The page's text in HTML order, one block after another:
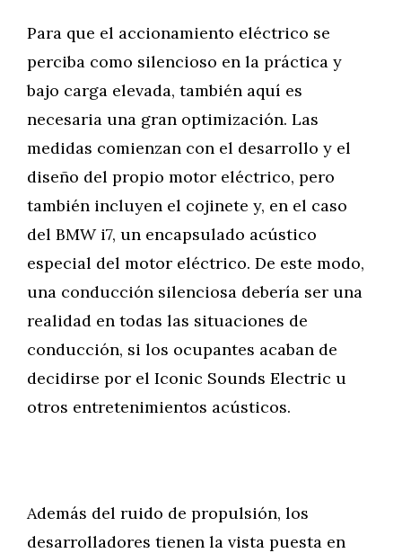
Para que el accionamiento eléctrico se
perciba como silencioso en la práctica y
bajo carga elevada, también aquí es
necesaria una gran optimización. Las
medidas comienzan con el desarrollo y el
diseño del propio motor eléctrico, pero
también incluyen el cojinete y, en el caso
del BMW i7, un encapsulado acústico
especial del motor eléctrico. De este modo,
una conducción silenciosa debería ser una
realidad en todas las situaciones de
conducción, si los ocupantes acaban de
decidirse por el Iconic Sounds Electric u
otros entretenimientos acústicos.
Además del ruido de propulsión, los
desarrolladores tienen la vista puesta en